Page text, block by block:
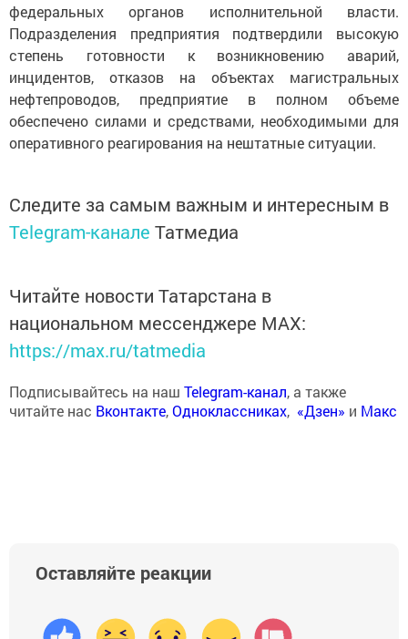
федеральных органов исполнительной власти.
Подразделения предприятия подтвердили высокую
степень готовности к возникновению аварий,
инцидентов, отказов на объектах магистральных
нефтепроводов, предприятие в полном объеме
обеспечено силами и средствами, необходимыми для
оперативного реагирования на нештатные ситуации.
Следите за самым важным и интересным в
Telegram-канале Татмедиа
Читайте новости Татарстана в
национальном мессенджере MАХ:
https://max.ru/tatmedia
Подписывайтесь на наш Telegram-канал, а также
читайте нас Вконтакте,Одноклассниках, «Дзен» и Макс
Оставляйте реакции